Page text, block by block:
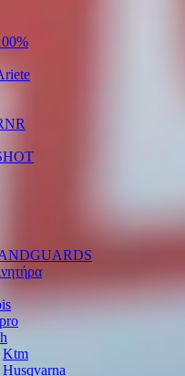
Ktm
Husqvarna